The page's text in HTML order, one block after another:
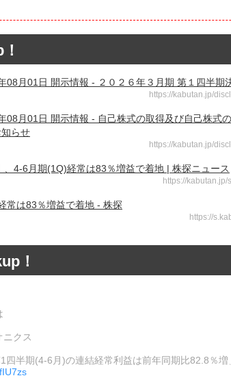
08月01日 開示情報 - ２０２６年３月期 第１四半期
https://kabutan.jp/
08月01日 開示情報 - 自己株式の取得及び自己株式
らせ
https://kabutan.jp/
、4-6月期(1Q)経常は83％増益で着地 | 株探ニュース
https://
常は83％増益で着地 - 株探
https://
！
クス
四半期(4-6月)の連結経常利益は前年同期比82.8％